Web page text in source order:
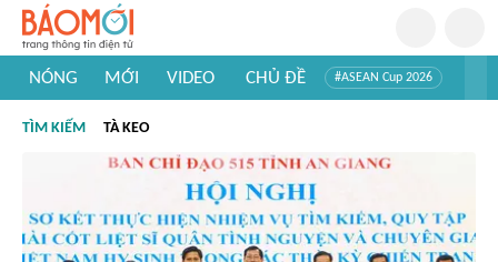
NÓNG MỚI VIDEO CHỦ ĐỀ #ASEAN Cup 2026
#Khám phá thế giới
TÌM KIẾM TÀ KEO